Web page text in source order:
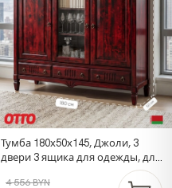
Тумба 180х50х145, Джоли, 3
двери 3 ящика для одежды, для
спальни, гостиной, детской,
4 556 BYN